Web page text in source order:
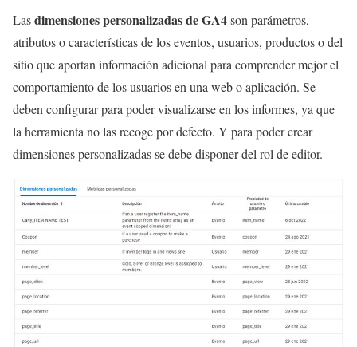
Lasdimensiones personalizadas de GA4son parámetros,
atributos o características de los eventos, usuarios, productos o del
sitio que aportan información adicional para comprender mejor el
comportamiento de los usuarios en una web o aplicación. Se
deben configurar para poder visualizarse en los informes, ya que
la herramienta no las recoge por defecto. Y para poder crear
dimensiones personalizadas se debe disponer del rol de editor.